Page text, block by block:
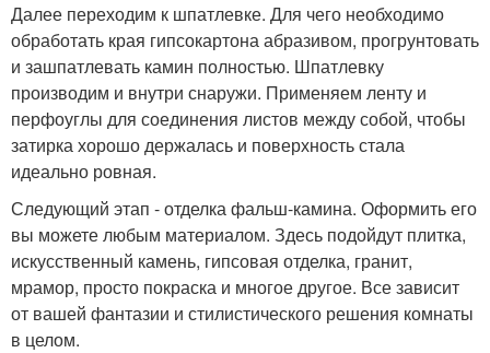
Далее переходим к шпатлевке. Для чего необходимо
обработать края гипсокартона абразивом, прогрунтовать
и зашпатлевать камин полностью. Шпатлевку
производим и внутри снаружи. Применяем ленту и
перфоуглы для соединения листов между собой, чтобы
затирка хорошо держалась и поверхность стала
идеально ровная.
Следующий этап - отделка фальш-камина. Оформить его
вы можете любым материалом. Здесь подойдут плитка,
искусственный камень, гипсовая отделка, гранит,
мрамор, просто покраска и многое другое. Все зависит
от вашей фантазии и стилистического решения комнаты
в целом.